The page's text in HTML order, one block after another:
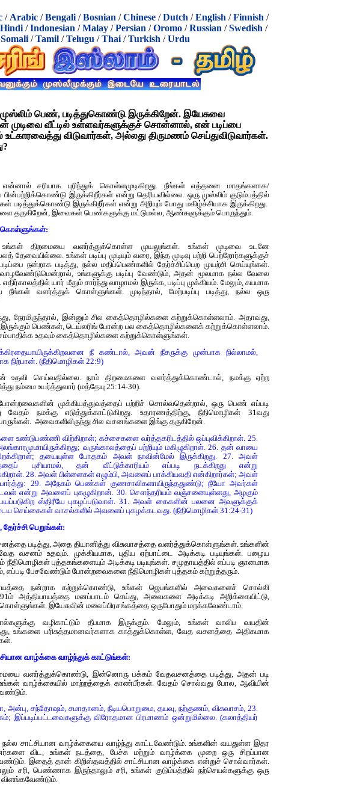
/ Arabic /Bengali /Bosnian /Chinese /Dutch /English /Finnish /
Hindi /Indonesian /Malay /Persian /Oromo /Russian /Swedish /
Somali/Tamil/Telugu /Thai/Turkish /Urdu
பெண், படித்துகொண்டு இருக்கிறேன். இயேசுவை
என் முடிவை வீட்டில் உள்ளவர்களுக்குச் சொன்னால், என் படிப்பை
உட்காரவைத்து விடுவார்கள், அல்லது திருமணம் செய்துவிடுவார்கள்.
சரியாக புரிந்துக் கொள்ளமுடிகிறது. நீங்கள் எத்தனை மாதங்களாக/
இருக்கிறீர்கள் என்று தெரியவில்லை. ஒரு முஸ்லிம் குடும்பத்தில்
படித்துக்கொண்டு இருக்கிறீர்கள் என்று அறியும் போது மகிழ்ச்சியாக இருக்கிறது.
தருகிறேன், இவைகள் பெண்களுக்கு மட்டுமல்ல, ஆண்களுக்கும் பொருந்தும்.
கொள்ளுங்கள்:
திறமையை வளர்த்துக்கொள்ள முயலுங்கள். உங்கள் முடிவை உடனே
தேவையில்லை. உங்கள் படிப்பு முடியும் வரை, இந்த முடிவு பற்றி பெற்றோர்களுக்குச்
நன்றாக படித்து, நல்ல மதிப்பெண்களில் தேர்ச்சிப்பெற முயற்சி செய்யுங்கள்.
வாழவேண்டுமென்றால், உங்களுக்கு படிப்பு வேண்டும், அதன் மூலமாக நல்ல வேலை
யார் மீதும் சார்ந்து வாழாமல் இருக்க, படிப்பு முக்கியம். மேலும், சுயமாக
நீங்கள் வளர்த்துக் கொள்ளுங்கள். முடிந்தால், மேற்படிப்பு படித்து, நல்ல ஒரு
நேரமிருந்தால், இன்னும் சில கைத்தொழில்களை கற்றுக்கொள்ளலாம். அதாவது,
இருக்கும் பெண்கள், டெய்லரிங் போன்ற பல கைத்தொழில்களைக் கற்றுக்கொள்ளலாம்.
உதவும் கைத்தொழில்களை கற்றுக்கொள்ளுங்கள்.
நீ கண்டால், அவன் நீசருக்கு முன்பாக நில்லாமல்,
நிற்பான். (நீதிமொழிகள் 22:9)
உதவி செய்வதில்லை. நாம் திறமைகளை வளர்த்துக்கொண்டால், நமக்கு ஏற்ற
நம்மை உயர்த்துவார் (மத்தேயு 25:14-30).
முக்கியத்துவத்தைப் பற்றிச் சொல்வதென்றால், ஒரு பெண் எப்படி
நமக்கு எடுத்துக்காட்டுகிறது. உதாரணத்திற்கு, நீதிமொழிகள் 31வது
அவைகளிலிருந்து சில வசனங்களை இங்கு தருகிறேன்.
உண்டுபண்ணி விற்கிறாள்; கச்சைகளை வர்த்தகரிடத்தில் ஒப்புவிக்கிறாள். 25.
வருங்காலத்தைப் பற்றியும் மகிழுகிறாள். 26. தன் வாயை
தயையுள்ள போதகம் அவள் நாவின்மேல் இருக்கிறது. 27. அவள்
புசியாமல், தன் வீட்டுக்காரியம் எப்படி நடக்கிறது என்று
28. அவள் பிள்ளைகள் எழும்பி, அவளைப் பாக்கியவதி என்கிறார்கள்; அவள்
29. அநேகம் பெண்கள் குணசாலிகளாயிருந்ததுண்டு; நீயோ அவர்கள்
என்று அவளைப் புகழுகிறான். 30. சௌந்தரியம் வஞ்சனையுள்ளது, அழகும்
ஸ்திரீயே புகழப்படுவாள். 31. அவள் கைகளின் பலனை அவளுக்குக்
செய்கைகள் வாசல்களில் அவளைப் புகழக்கடவது. (நீதிமொழிகள் 31:24-31)
பெறுங்கள்:
படித்து, அதை தியானித்து விசுவாசத்தை வளர்த்துக்கொள்ளுங்கள். உங்களின்
வசனம் உதவும். முக்கியமாக, புதிய ஏற்பாட்டை அடிக்கடி படியுங்கள். பழைய
நீதிமொழிகள் புத்தகங்களையும் அடிக்கடி படியுங்கள். சமுதாயத்தில் எப்படி ஞானமாக
பேசவேண்டும் போன்றவைகளை நீதிமொழிகள் புத்தகம் கற்றுத்தரும்.
நன்றாக கற்றுக்கொண்டு, உங்கள் ஜெபங்களில் அவைகளைச் சொல்லி
அத்தியாயத்தை மனப்பாடம் செய்து, அவைகளை அடிக்கடி அறிக்கையிட்டு,
இயேசுவின் மலைப்பிரசங்கத்தை ஒருபோதும் மறக்கவேண்டாம்.
வழிகாட்டும் தீபமாக இருக்கும். மேலும், உங்கள் வாலிப வயதின்
உங்களை பரிசுத்தமானவர்களாக காத்துக்கொள்ள, வேத வசனத்தை அதிகமாக
வாழ்க்கை வாழ்ந்துக் காட்டுங்கள்:
வளர்த்துக்கொண்டு, இன்னொரு பக்கம் வேதவசனத்தை படித்து, அதன் படி
உங்கள் வாழ்க்கையில் மாற்றத்தைக் காண்பீர்கள். வேதம் சொல்வது போல, ஆவியின்
அன்பு, சந்தோஷம், சமாதானம், நீடியபொறுமை, தயவு, நற்குணம், விசுவாசம், 23.
இப்படிப்பட்டவைகளுக்கு விரோதமான பிரமாணம் ஒன்றுமில்லை. (கலாத்தியர்
நல்ல சாட்சியான வாழ்க்கையை வாழ்ந்து காட்டவேண்டும். உங்களின் வயதுள்ள இதர
விட, உங்கள் நடத்தை, பேச்சு மற்றும் வாழ்க்கை முறை ஒரு சிறப்பான
இதைத் தான் கிறிஸ்தவத்தில் சாட்சியான வாழ்க்கை என்றுச் சொல்வார்கள்.
சரி, பெண்ணாக இருந்தாலும் சரி, உங்கள் குடும்பத்தில் நற்செயல்களுக்கு ஒரு
விளங்கவேண்டும்.